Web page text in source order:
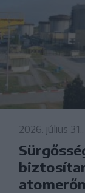
2026. július